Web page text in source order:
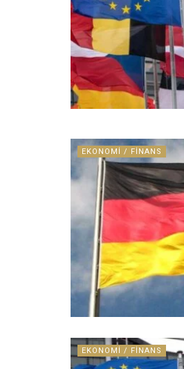
EKONOMI / FINANS
EKONOMI / FINANS